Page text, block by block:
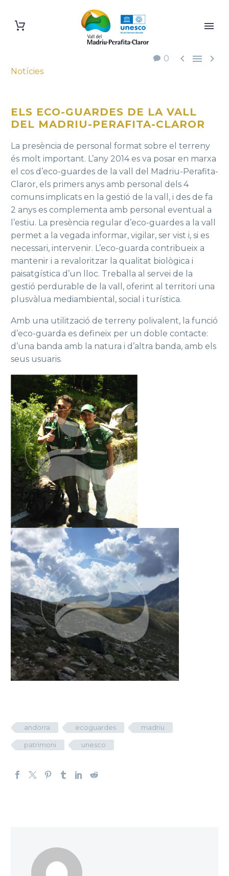
0   
Notícies
ELS ECO-GUARDES DE LA VALL
DEL MADRIU-PERAFITA-CLAROR
La presència de personal format sobre el terreny
és molt important. L’any 2014 es va posar en marxa
el cos d’eco-guardes de la vall del Madriu-Perafita-
Claror, els primers anys amb personal dels 4
comuns implicats en la gestió de la vall, i des de fa
2 anys es complementa amb personal eventual a
l’estiu. La presència regular d’eco-guardes a la vall
permet a la vegada informar, vigilar, ser vist i, si es
necessari, intervenir. L’eco-guarda contribueix a
mantenir i a revaloritzar la qualitat biològica i
paisatgística d’un lloc. Treballa al servei de la
gestió perdurable de la vall, oferint al territori una
plusvàlua mediambiental, social i turística.
Amb una utilització de terreny polivalent, la funció
d’eco-guarda es defineix per un doble contacte:
d’una banda amb la natura i d’altra banda, amb els
seus usuaris.
andorra ecoguardes madriu
patrimoni unesco